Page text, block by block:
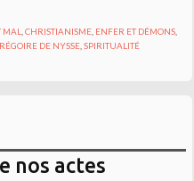
MAL CHRISTIANISME, ENFER ET DÉMONS,
DE NYSSE ,SPIRITUALITÉ
nos actes